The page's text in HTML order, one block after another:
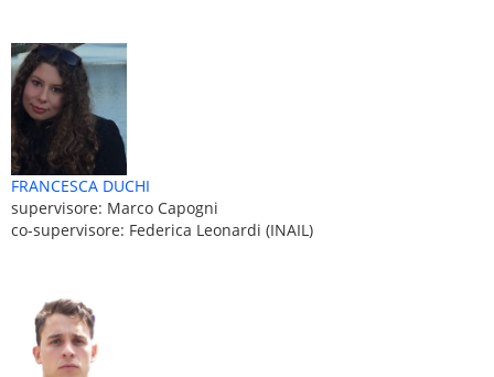
FRANCESCA DUCHI
supervisore: Marco Capogni
co-supervisore: Federica Leonardi (INAIL)